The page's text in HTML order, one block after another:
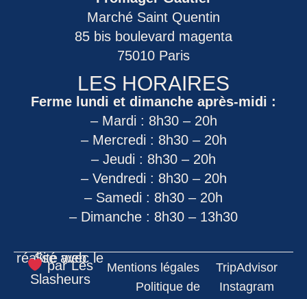
Marché Saint Quentin
85 bis boulevard magenta
75010 Paris
LES HORAIRES
Ferme lundi et dimanche après-midi :
– Mardi : 8h30 – 20h
– Mercredi : 8h30 – 20h
– Jeudi : 8h30 – 20h
– Vendredi : 8h30 – 20h
– Samedi : 8h30 – 20h
– Dimanche : 8h30 – 13h30
Site web réalisé avec le
parLes
Slasheurs
Mentions légales
Politique de
TripAdvisor
Instagram